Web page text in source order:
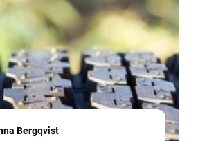
Bergqvist